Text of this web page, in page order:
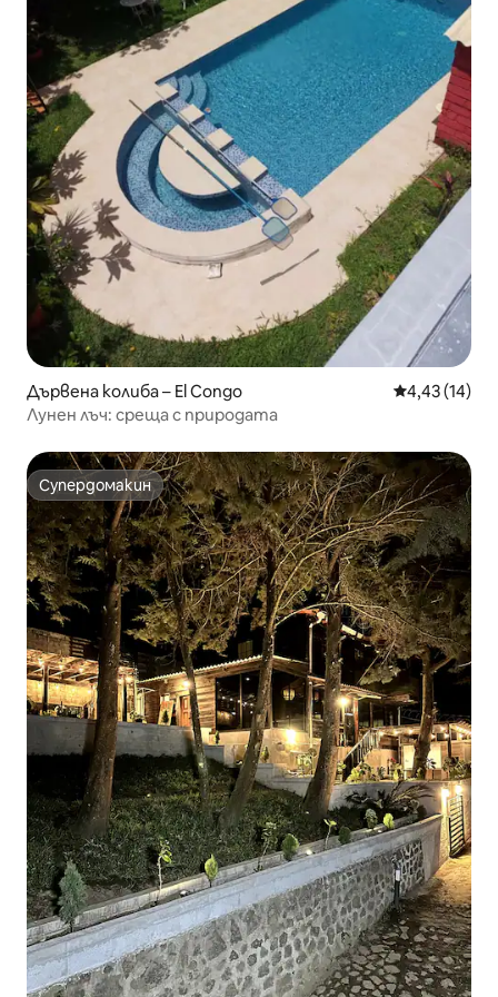
Дървена колиба – El Congo Средна
4,43 (14)
Лунен лъч: среща с природата
Супердомакин
Супердомакин